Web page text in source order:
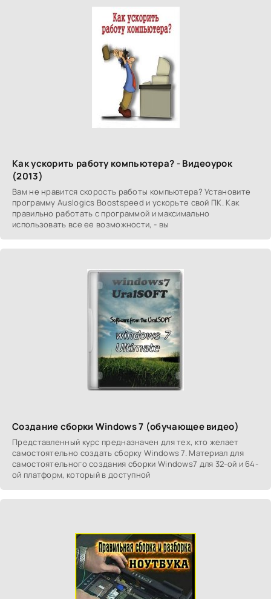
Как ускорить работу компьютера? - Видеоурок
(2013)
Вам не нравится скорость работы компьютера? Установите
программу Auslogics Boostspeed и ускорьте свой ПК. Как
правильно работать с программой и максимально
использовать все ее возможности, - вы
Создание сборки Windows 7 (обучающее видео)
Представленный курс предназначен для тех, кто желает
самостоятельно создать сборку Windows 7. Материал для
самостоятельного создания сборки Windows7 для 32-ой и 64-
ой платформ, который в доступной